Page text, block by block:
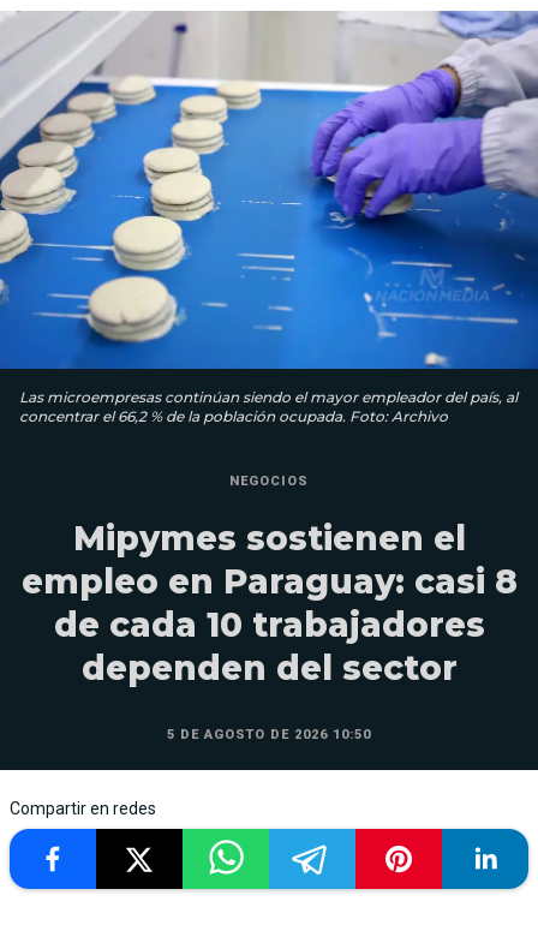
Las microempresas continúan siendo el mayor empleador del país, al
concentrar el 66,2 % de la población ocupada. Foto: Archivo
NEGOCIOS
Mipymes sostienen el
empleo en Paraguay: casi 8
de cada 10 trabajadores
dependen del sector
5 DE AGOSTO DE 2026 10:50
Compartir en redes